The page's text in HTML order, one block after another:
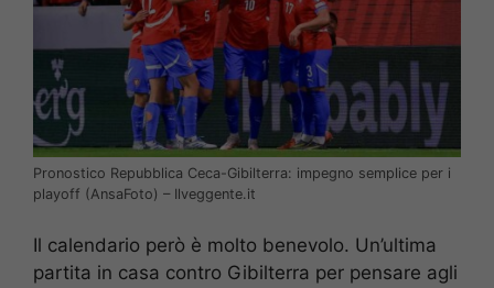
Pronostico Repubblica Ceca-Gibilterra: impegno semplice per i
playoff (AnsaFoto) – Ilveggente.it
Il calendario però è molto benevolo. Un’ultima
partita in casa contro Gibilterra per pensare agli